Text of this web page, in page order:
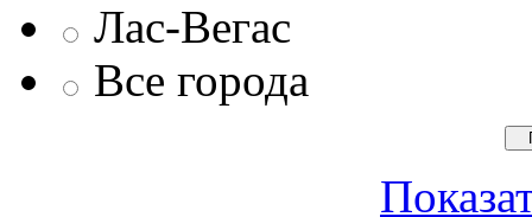
Лас-Вегас
Все города